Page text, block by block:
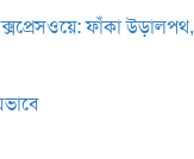
ফাঁকা উড়ালপথ,